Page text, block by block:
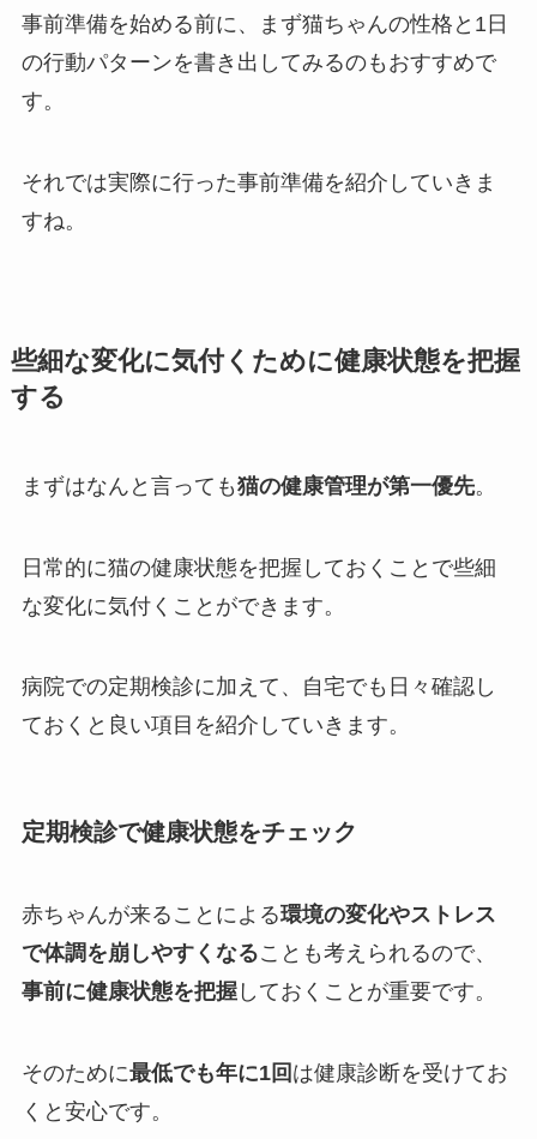
事前準備を始める前に、まず猫ちゃんの性格と1日
の行動パターンを書き出してみるのもおすすめで
す。
それでは実際に行った事前準備を紹介していきま
すね。
些細な変化に気付くために健康状態を把握
する
まずはなんと言っても猫の健康管理が第一優先。
日常的に猫の健康状態を把握しておくことで些細
な変化に気付くことができます。
病院での定期検診に加えて、自宅でも日々確認し
ておくと良い項目を紹介していきます。
定期検診で健康状態をチェック
赤ちゃんが来ることによる環境の変化やストレス
で体調を崩しやすくなることも考えられるので、
事前に健康状態を把握しておくことが重要です。
そのために最低でも年に1回 は健康診断を受けてお
くと安心です。